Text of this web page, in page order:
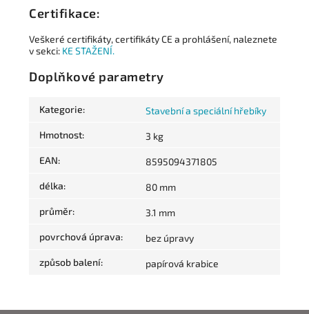
Certifikace:
Veškeré certifikáty, certifikáty CE a prohlášení, naleznete
v sekci: KE STAŽENÍ.
Doplňkové parametry
Kategorie: Stavební a speciální hřebíky
Hmotnost: 3 kg
EAN: 8595094371805
délka: 80 mm
průměr: 3.1 mm
povrchová úprava: bez úpravy
způsob balení: papírová krabice